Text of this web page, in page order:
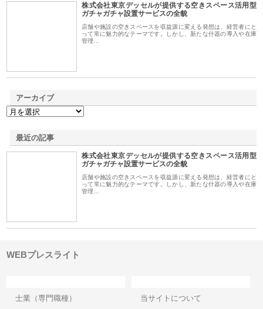
株式会社東京デッセルが提供する空きスペース活用型
ガチャガチャ設置サービスの全貌
店舗や施設の空きスペースを収益源に変える発想は、経営者にと
って常に魅力的なテーマです。しかし、新たな什器の導入や在庫
管理…
アーカイブ
最近の記事
株式会社東京デッセルが提供する空きスペース活用型
ガチャガチャ設置サービスの全貌
店舗や施設の空きスペースを収益源に変える発想は、経営者にと
って常に魅力的なテーマです。しかし、新たな什器の導入や在庫
管理…
WEBプレスライト
士業（専門職種）
当サイトについて